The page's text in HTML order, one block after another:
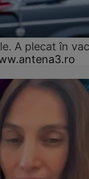
A plecat în